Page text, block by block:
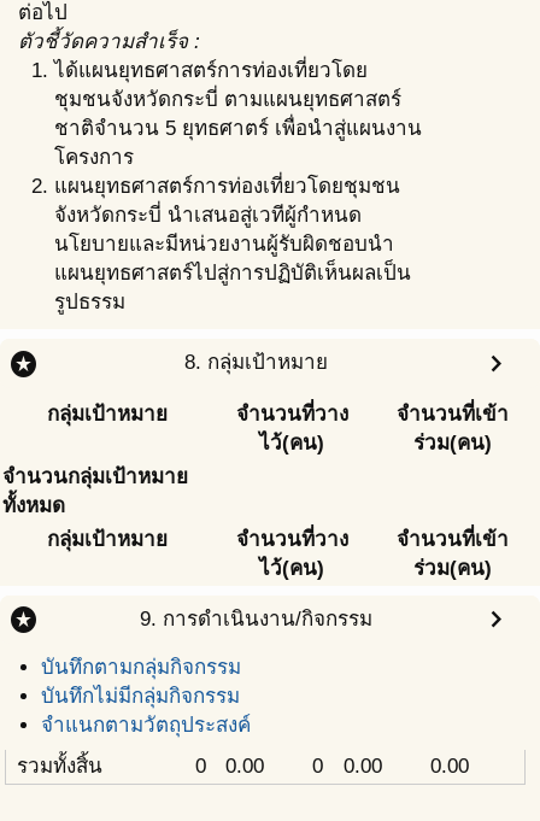
ต่อไป
ตัวชี้วัดความสำเร็จ :
ได้แผนยุทธศาสตร์การท่องเที่ยวโดย
ชุมชนจังหวัดกระบี่ ตามแผนยุทธศาสตร์
ชาติจำนวน 5 ยุทธศาตร์ เพื่อนำสู่แผนงาน
โครงการ
แผนยุทธศาสตร์การท่องเที่ยวโดยชุมชน
จังหวัดกระบี่ นำเสนอสู่เวทีผู้กำหนด
นโยบายและมีหน่วยงานผู้รับผิดชอบนำ
แผนยุทธศาสตร์ไปสู่การปฏิบัติเห็นผลเป็น
รูปธรรม
stars 8. กลุ่มเป้าหมาย chevron_right
กลุ่มเป้าหมาย
จำนวนที่วาง
ไว้(คน)
จำนวนที่เข้า
ร่วม(คน)
จำนวนกลุ่มเป้าหมาย
ทั้งหมด
กลุ่มเป้าหมาย
จำนวนที่วาง
ไว้(คน)
จำนวนที่เข้า
ร่วม(คน)
stars 9. การดำเนินงาน/กิจกรรม chevron_right
บันทึกตามกลุ่มกิจกรรม
บันทึกไม่มีกลุ่มกิจกรรม
จำแนกตามวัตถุประสงค์
รวมทั้งสิ้น
0 0.00 0 0.00 0.00